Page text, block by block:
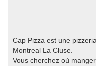
Cap Pizza est une
Montreal La Cluse.
Vous cherchez où